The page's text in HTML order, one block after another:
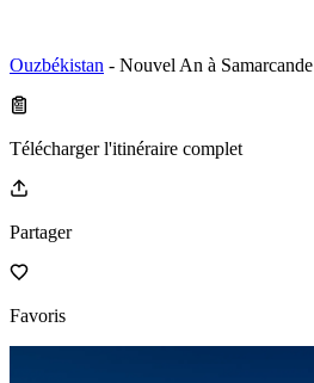
Ouzbékistan - Nouvel An à Samarcande
Télécharger l'itinéraire complet
Partager
Favoris